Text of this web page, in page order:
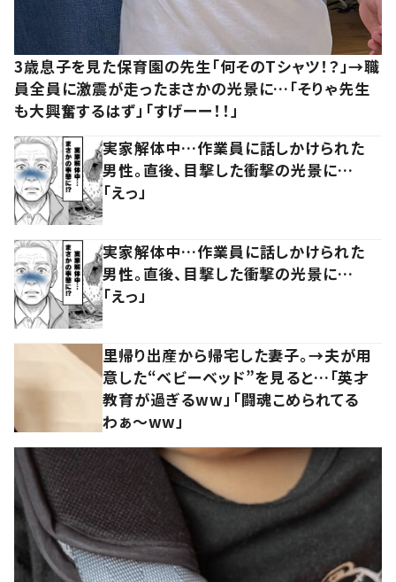
3歳息子を見た保育園の先生「何そのTシャツ！？」→職
員全員に激震が走ったまさかの光景に…「そりゃ先生
も大興奮するはず」「すげーー！！」
実家解体中…作業員に話しかけられた
男性。直後、目撃した衝撃の光景に…
「えっ」
実家解体中…作業員に話しかけられた
男性。直後、目撃した衝撃の光景に…
「えっ」
里帰り出産から帰宅した妻子。→夫が用
意した“ベビーベッド”を見ると…「英才
教育が過ぎるww」「闘魂こめられてる
わぁ～ww」